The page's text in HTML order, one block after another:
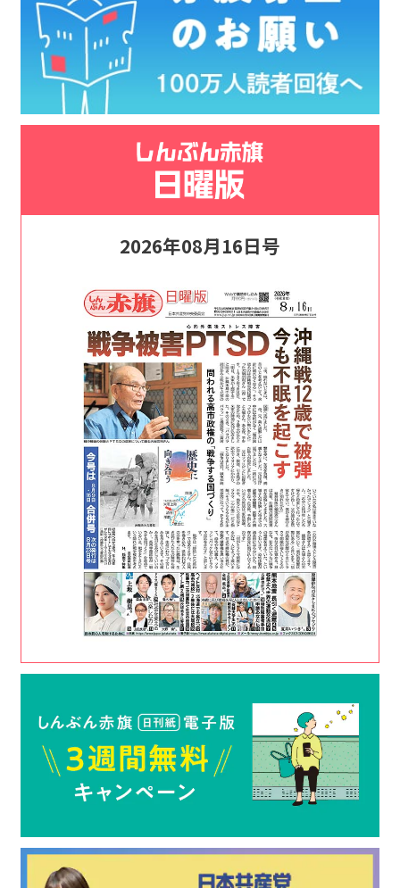
2026年08月16日号